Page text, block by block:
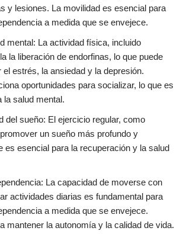
y lesiones. La movilidad es esencial para
a medida que se envejece.
mental: La actividad física, incluido
la liberación de endorfinas, lo que puede
el estrés, la ansiedad y la depresión.
oportunidades para socializar, lo que es
la salud mental.
del sueño: El ejercicio regular, como
un sueño más profundo y
es esencial para la recuperación y la salud
La capacidad de moverse con
actividades diarias es fundamental para
a medida que se envejece.
mantener la autonomía y la calidad de vida.